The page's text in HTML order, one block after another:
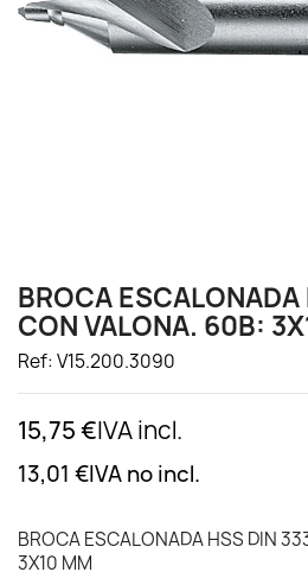
BROCA
CON VALONA. 60B:
Ref: V15.200.3090
15,75 €IVA incl.
13,01 €IVA no incl.
BROCA ESCALONADA HSS DIN
3X10 MM